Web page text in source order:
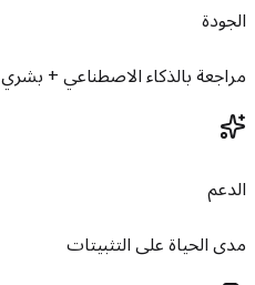
الجودة
مراجعة بالذكاء الاصطناعي + بشري
الدعم
مدى الحياة على التثبيتات